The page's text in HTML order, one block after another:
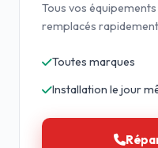
Tous vos
remplacés
Toutes marques
Installation le jour